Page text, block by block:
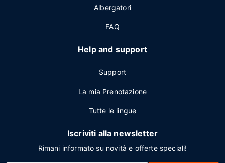
Albergatori
FAQ
Help and support
Support
La mia Prenotazione
Tutte le lingue
Iscriviti alla newsletter
Rimani informato su novità e offerte speciali!